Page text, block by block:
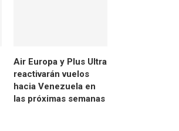
Air Europa y Plus Ultra
reactivarán vuelos
hacia Venezuela en
las próximas semanas